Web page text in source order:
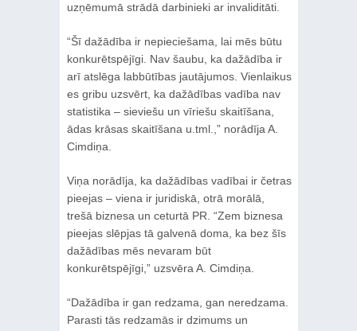
uzņēmumā strādā darbinieki ar invaliditāti.
“Šī dažādība ir nepieciešama, lai mēs būtu
konkurētspējīgi. Nav šaubu, ka dažādība ir
arī atslēga labbūtības jautājumos. Vienlaikus
es gribu uzsvērt, ka dažādības vadība nav
statistika – sieviešu un vīriešu skaitīšana,
ādas krāsas skaitīšana u.tml.,” norādīja A.
Cimdiņa.
Viņa norādīja, ka dažādības vadībai ir četras
pieejas – viena ir juridiskā, otrā morālā,
trešā biznesa un ceturtā PR. “Zem biznesa
pieejas slēpjas tā galvenā doma, ka bez šīs
dažādības mēs nevaram būt
konkurētspējīgi,” uzsvēra A. Cimdiņa.
“Dažādība ir gan redzama, gan neredzama.
Parasti tās redzamās ir dzimums un